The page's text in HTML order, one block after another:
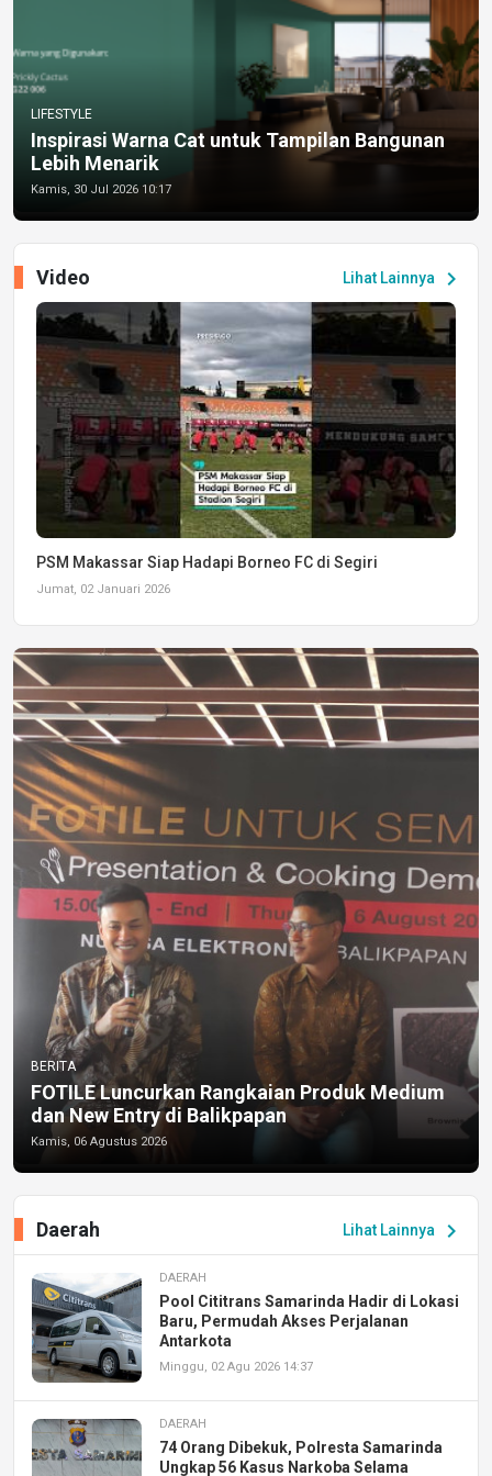
LIFESTYLE
Inspirasi Warna Cat untuk Tampilan Bangunan
Lebih Menarik
Kamis, 30 Jul 2026 10:17
Lihat Lainnya chevron_right
Video
PSM Makassar Siap Hadapi Borneo FC di Segiri
Jumat, 02 Januari 2026
BERITA
FOTILE Luncurkan Rangkaian Produk Medium
dan New Entry di Balikpapan
Kamis, 06 Agustus 2026
Lihat Lainnya chevron_right
Daerah
DAERAH
Pool Cititrans Samarinda Hadir di Lokasi
Baru, Permudah Akses Perjalanan
Antarkota
Minggu, 02 Agu 2026 14:37
DAERAH
74 Orang Dibekuk, Polresta Samarinda
Ungkap 56 Kasus Narkoba Selama